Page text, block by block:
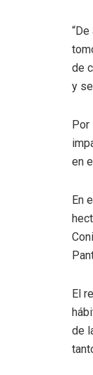
de
y
en
En
El
de